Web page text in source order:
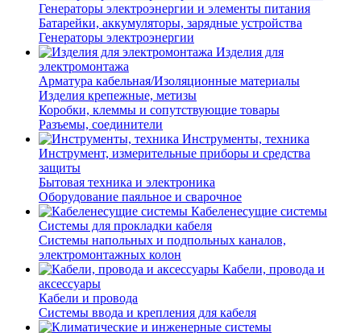
Генераторы электроэнергии и элементы питания
Батарейки, аккумуляторы, зарядные устройства
Генераторы электроэнергии
Изделия для
электромонтажа
Арматура кабельная/Изоляционные материалы
Изделия крепежные, метизы
Коробки, клеммы и сопутствующие товары
Разъемы, соединители
Инструменты, техника
Инструмент, измерительные приборы и средства
защиты
Бытовая техника и электроника
Оборудование паяльное и сварочное
Кабеленесущие системы
Системы для прокладки кабеля
Системы напольных и подпольных каналов,
электромонтажных колон
Кабели, провода и
аксессуары
Кабели и провода
Системы ввода и крепления для кабеля